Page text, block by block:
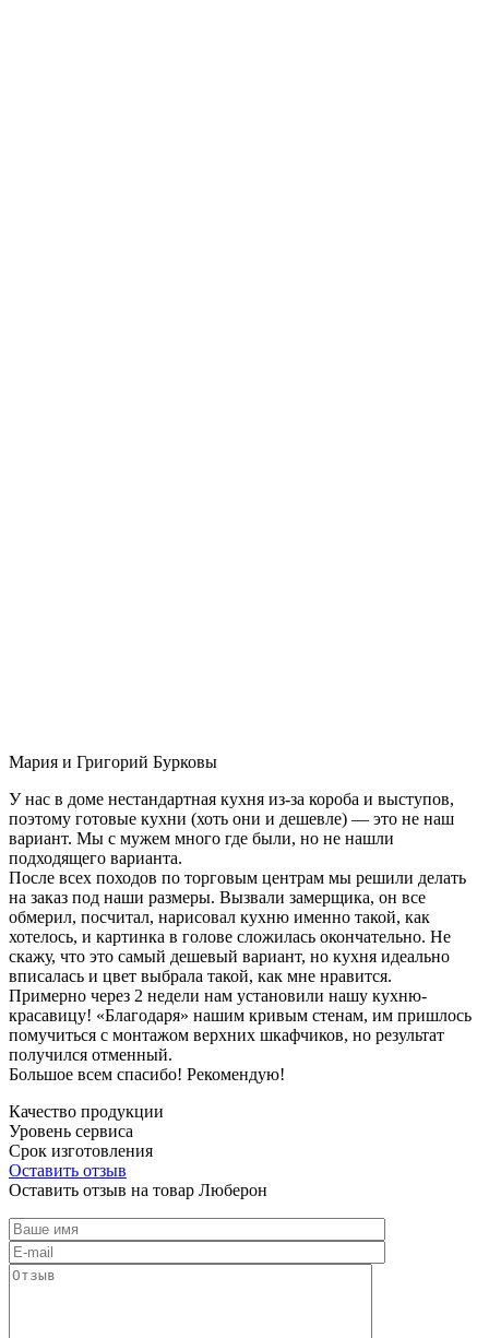
Мария и Григорий Бурковы
У нас в доме нестандартная кухня из-за короба и выступов,
поэтому готовые кухни (хоть они и дешевле) — это не наш
вариант. Мы с мужем много где были, но не нашли
подходящего варианта.
После всех походов по торговым центрам мы решили делать
на заказ под наши размеры. Вызвали замерщика, он все
обмерил, посчитал, нарисовал кухню именно такой, как
хотелось, и картинка в голове сложилась окончательно. Не
скажу, что это самый дешевый вариант, но кухня идеально
вписалась и цвет выбрала такой, как мне нравится.
Примерно через 2 недели нам установили нашу кухню-
красавицу! «Благодаря» нашим кривым стенам, им пришлось
помучиться с монтажом верхних шкафчиков, но результат
получился отменный.
Большое всем спасибо! Рекомендую!
Качество продукции
Уровень сервиса
Срок изготовления
Оставить отзыв
Оставить отзыв на товар Люберон